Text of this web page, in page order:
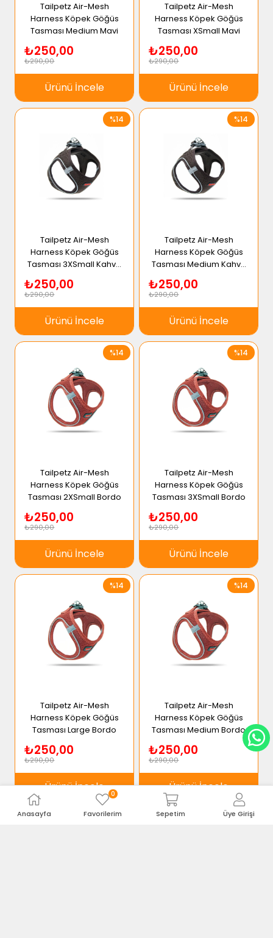
Tailpetz Air-Mesh
Harness Köpek Göğüs
Tasması Medium Mavi
₺250,00
₺290,00
Ürünü İncele
Tailpetz Air-Mesh
Harness Köpek Göğüs
Tasması XSmall Mavi
₺250,00
₺290,00
Ürünü İncele
Tailpetz Air-Mesh
Harness Köpek Göğüs
Tasması 3XSmall Kahve
₺250,00
₺290,00
Ürünü İncele
%14
Tailpetz Air-Mesh
Harness Köpek Göğüs
Tasması Medium Kahve
₺250,00
₺290,00
Ürünü İncele
%14
Tailpetz Air-Mesh
Harness Köpek Göğüs
Tasması 2XSmall Bordo
₺250,00
₺290,00
Ürünü İncele
%14
Tailpetz Air-Mesh
Harness Köpek Göğüs
Tasması 3XSmall Bordo
₺250,00
₺290,00
Ürünü İncele
%14
Tailpetz Air-Mesh
Harness Köpek Göğüs
Tasması Large Bordo
₺250,00
₺290,00
Ürünü İncele
%14
Tailpetz Air-Mesh
Harness Köpek Göğüs
Tasması Medium Bordo
₺250,00
₺290,00
Ürünü İncele
%14
%14 %14
Anasayfa Favorilerim
0
Sepetim Üye Girişi